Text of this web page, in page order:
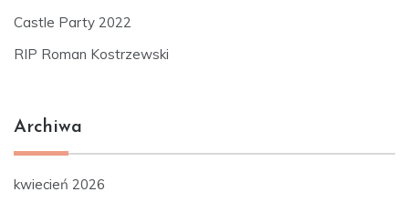
Castle Party 2022
RIP Roman Kostrzewski
Archiwa
kwiecień 2026